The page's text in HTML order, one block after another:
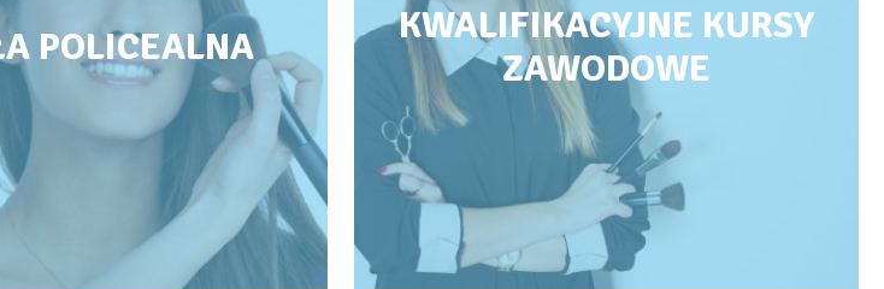
POLICEALNA
KWALIFIKACYJNE KURSY
ZAWODOWE